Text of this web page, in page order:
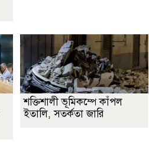
শক্তিশালী ভূমিকম্পে কাঁপল
ইতালি, সতর্কতা জারি